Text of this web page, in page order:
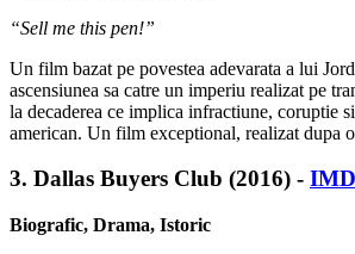
“Sell me this pen!”
Un film bazat pe povestea adevarata a lui
ascensiunea sa catre un imperiu realizat pe
la decaderea ce implica infractiune, coruptie
american. Un film exceptional, realizat dupa
3. Dallas Buyers Club (2016) -
Biografic, Drama, Istoric